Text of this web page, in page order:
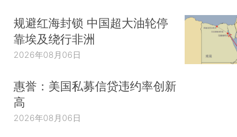
规避红海封锁 中国超大油轮停
靠埃及绕行非洲
2026年08月06日
惠誉：美国私募信贷违约率创新
高
2026年08月06日